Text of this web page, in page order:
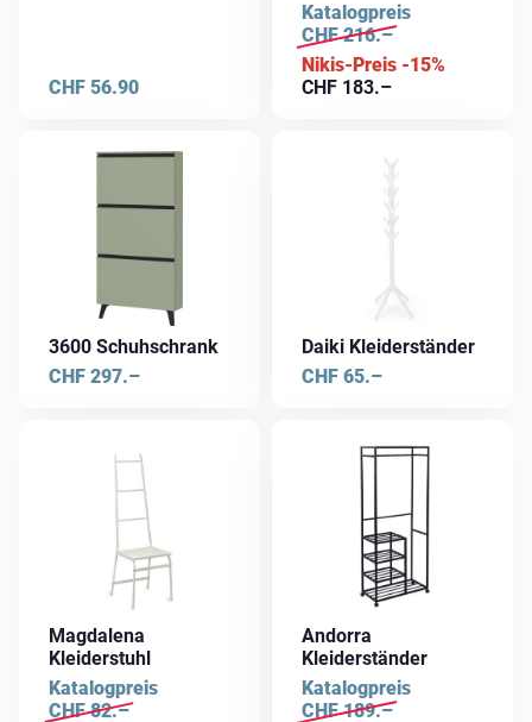
CHF 56.90
Katalogpreis
CHF216.–
Nikis-Preis -15%
CHF 183.–
3600 Schuhschrank
CHF 297.–
Daiki Kleiderständer
CHF 65.–
Magdalena
Kleiderstuhl
Katalogpreis
CHF82.–
Andorra
Kleiderständer
Katalogpreis
CHF189.–